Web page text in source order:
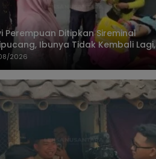
Perempuan Ditipkan Sireminal
Ibunya Tidak Kembali Lagi,
Telusuri Keberadaan Orang Tua
2026